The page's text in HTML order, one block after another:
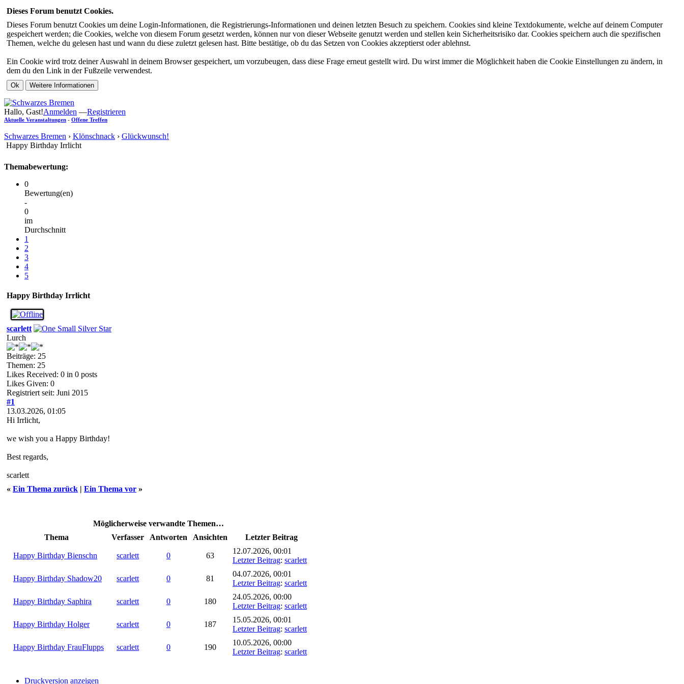
Dieses Forum benutzt Cookies.
Dieses Forum benutzt Cookies um deine Login-Informationen, die Registrierungs-Informationen und deinen letzten Besuch zu speichern. Cookies sind kleine Textdokumente, welche auf deinem Computer
gespeichert werden; die Cookies, welche von diesem Forum gesetzt werden, können nur von dieser Webseite genutzt werden und stellen kein Sicherheitsrisiko dar. Cookies speichern auch die spezifischen
Themen, welche du gelesen hast und wann du diese zuletzt gelesen hast. Bitte bestätige, ob du das Setzen von Cookies akzeptierst oder ablehnst.
Ein Cookie wird trotz deiner Auswahl in deinem Browser gespeichert, um vorzubeugen, dass diese Frage erneut gestellt wird. Du wirst immer die Möglichkeit haben die Cookie Einstellungen zu ändern, in
dem du den Link in der Fußzeile verwendest.
Hallo, Gast!Anmelden —Registrieren
Aktuelle Veranstaltungen - Offene Treffen
Schwarzes Bremen › Klönschnack › Glückwunsch!
Happy Birthday Irrlicht
Themabewertung:
0
Bewertung(en)
-
0
im
Durchschnitt
1
2
3
4
5
Happy Birthday Irrlicht
scarlett
Lurch
Beiträge: 25
Themen: 25
Likes Received: 0 in 0 posts
Likes Given: 0
Registriert seit: Juni 2015
#1
13.03.2026, 01:05
Hi Irrlicht,
we wish you a Happy Birthday!
Best regards,
scarlett
« Ein Thema zurück | Ein Thema vor »
Möglicherweise verwandte Themen…
Thema
Verfasser Antworten Ansichten Letzter Beitrag
Happy Birthday Bienschn scarlett 0 63
12.07.2026, 00:01
Letzter Beitrag: scarlett
Happy Birthday Shadow20 scarlett 0 81
04.07.2026, 00:01
Letzter Beitrag: scarlett
Happy Birthday Saphira scarlett 0 180
24.05.2026, 00:00
Letzter Beitrag: scarlett
Happy Birthday Holger scarlett 0 187
15.05.2026, 00:01
Letzter Beitrag: scarlett
Happy Birthday FrauFlupps scarlett 0 190
10.05.2026, 00:00
Letzter Beitrag: scarlett
Druckversion anzeigen